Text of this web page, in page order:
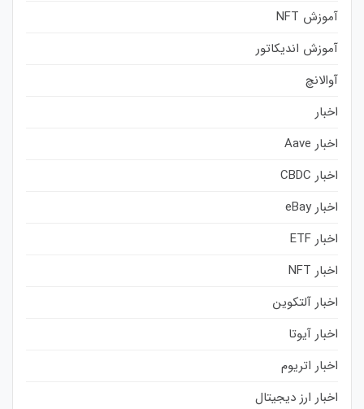
آموزش NFT
آموزش اندیکاتور
آوالانچ
اخبار
اخبار Aave
اخبار CBDC
اخبار eBay
اخبار ETF
اخبار NFT
اخبار آلتکوین
اخبار آیوتا
اخبار اتریوم
اخبار ارز دیجیتال